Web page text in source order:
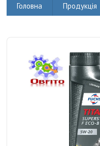
Головна Продукція